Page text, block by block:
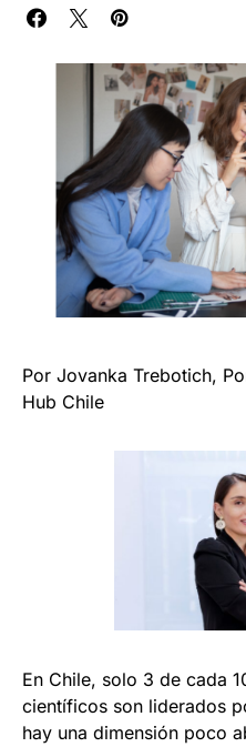
Por Jovanka Trebotich,
Hub Chile
En Chile, solo 3 de cada
científicos son liderados
hay una dimensión poco